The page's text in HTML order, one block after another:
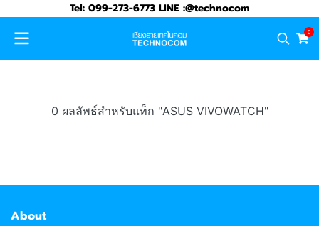
Tel: 099-273-6773 LINE :@technocom
0
0 ผลลัพธ์สำหรับแท็ก "ASUS VIVOWATCH"
About